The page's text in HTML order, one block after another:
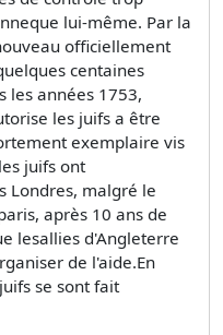
lui-même. Par la
officiellement
centaines
les années 1753,
les juifs a être
exemplaire vis
juifs ont
Londres, malgré le
après 10 ans de
lesallies d'Angleterre
de l'aide.En
se sont fait